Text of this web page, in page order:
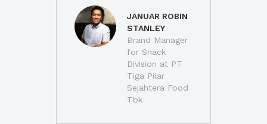
JANUAR ROBIN
STANLEY
Brand Manager
for Snack
Division at PT
Tiga Pilar
Sejahtera Food
Tbk